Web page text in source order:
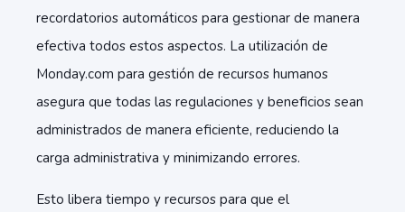
recordatorios automáticos para gestionar de manera
efectiva todos estos aspectos. La utilización de
Monday.com para gestión de recursos humanos
asegura que todas las regulaciones y beneficios sean
administrados de manera eficiente, reduciendo la
carga administrativa y minimizando errores.
Esto libera tiempo y recursos para que el